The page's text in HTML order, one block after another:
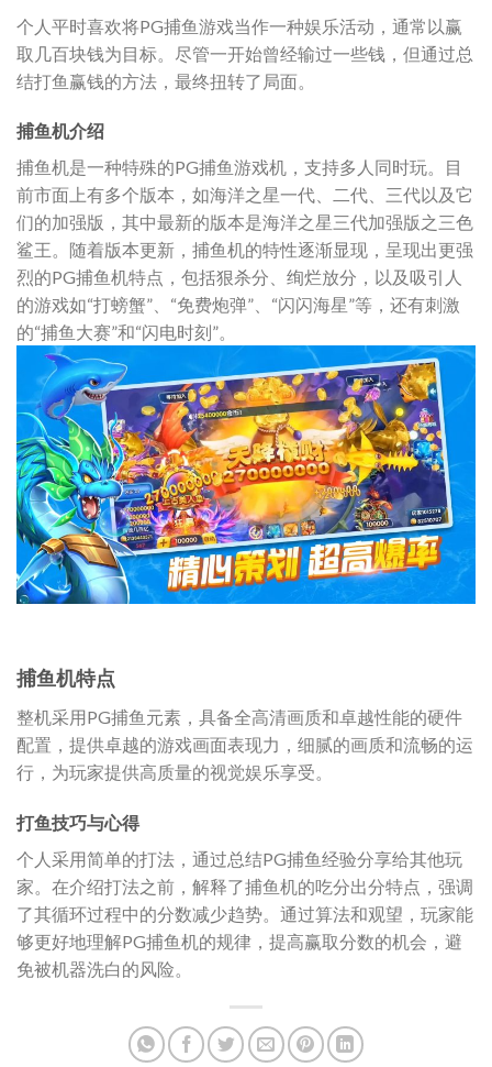
个人平时喜欢将PG捕鱼游戏当作一种娱乐活动，通常以赢
取几百块钱为目标。尽管一开始曾经输过一些钱，但通过总
结打鱼赢钱的方法，最终扭转了局面。
捕鱼机介绍
捕鱼机是一种特殊的PG捕鱼游戏机，支持多人同时玩。目
前市面上有多个版本，如海洋之星一代、二代、三代以及它
们的加强版，其中最新的版本是海洋之星三代加强版之三色
鲨王。随着版本更新，捕鱼机的特性逐渐显现，呈现出更强
烈的PG捕鱼机特点，包括狠杀分、绚烂放分，以及吸引人
的游戏如“打螃蟹”、“免费炮弹”、“闪闪海星”等，还有刺激
的“捕鱼大赛”和“闪电时刻”。
捕鱼机特点
整机采用PG捕鱼元素，具备全高清画质和卓越性能的硬件
配置，提供卓越的游戏画面表现力，细腻的画质和流畅的运
行，为玩家提供高质量的视觉娱乐享受。
打鱼技巧与心得
个人采用简单的打法，通过总结PG捕鱼经验分享给其他玩
家。在介绍打法之前，解释了捕鱼机的吃分出分特点，强调
了其循环过程中的分数减少趋势。通过算法和观望，玩家能
够更好地理解PG捕鱼机的规律，提高赢取分数的机会，避
免被机器洗白的风险。